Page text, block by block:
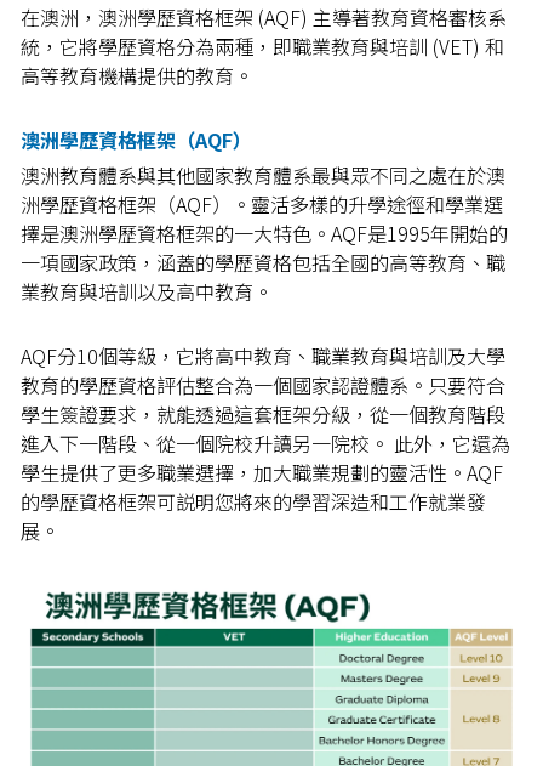
在澳洲，澳洲學歷資格框架 (AQF) 主導著教育資格審核系
統，它將學歷資格分為兩種，即職業教育與培訓 (VET) 和
高等教育機構提供的教育。
澳洲學歷資格框架（AQF）
澳洲教育體系與其他國家教育體系最與眾不同之處在於澳
洲學歷資格框架（AQF）。靈活多樣的升學途徑和學業選
擇是澳洲學歷資格框架的一大特色。AQF是1995年開始的
一項國家政策，涵蓋的學歷資格包括全國的高等教育、職
業教育與培訓以及高中教育。
AQF分10個等級，它將高中教育、職業教育與培訓及大學
教育的學歷資格評估整合為一個國家認證體系。只要符合
學生簽證要求，就能透過這套框架分級，從一個教育階段
進入下一階段、從一個院校升讀另一院校。 此外，它還為
學生提供了更多職業選擇，加大職業規劃的靈活性。AQF
的學歷資格框架可説明您將來的學習深造和工作就業發
展。